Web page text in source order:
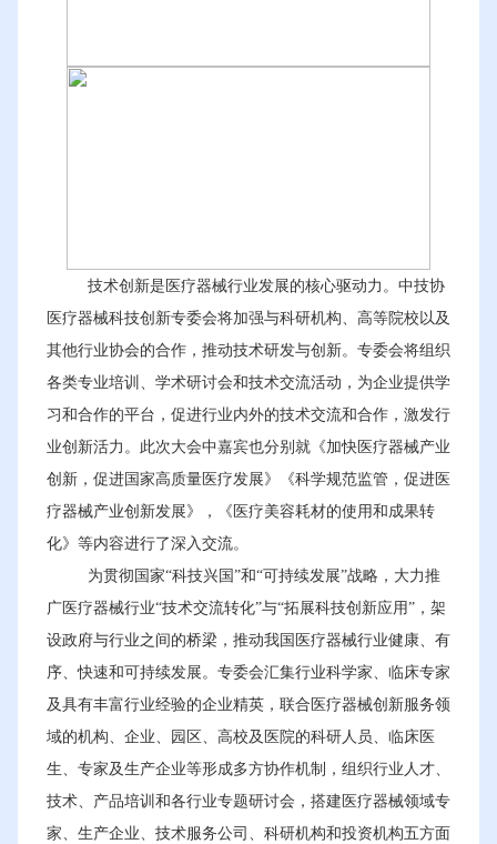
技术创新是医疗器械行业发展的核心驱动力。中技协
医疗器械科技创新专委会将加强与科研机构、高等院校以及
其他行业协会的合作，推动技术研发与创新。专委会将组织
各类专业培训、学术研讨会和技术交流活动，为企业提供学
习和合作的平台，促进行业内外的技术交流和合作，激发行
业创新活力。此次大会中嘉宾也分别就《加快医疗器械产业
创新，促进国家高质量医疗发展》《科学规范监管，促进医
疗器械产业创新发展》，《医疗美容耗材的使用和成果转
化》等内容进行了深入交流。
为贯彻国家“科技兴国”和“可持续发展”战略，大力推
广医疗器械行业“技术交流转化”与“拓展科技创新应用”，架
设政府与行业之间的桥梁，推动我国医疗器械行业健康、有
序、快速和可持续发展。专委会汇集行业科学家、临床专家
及具有丰富行业经验的企业精英，联合医疗器械创新服务领
域的机构、企业、园区、高校及医院的科研人员、临床医
生、专家及生产企业等形成多方协作机制，组织行业人才、
技术、产品培训和各行业专题研讨会，搭建医疗器械领域专
家、生产企业、技术服务公司、科研机构和投资机构五方面